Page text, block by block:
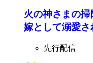
火の神さまの
嫁として溺愛さ
先行配信